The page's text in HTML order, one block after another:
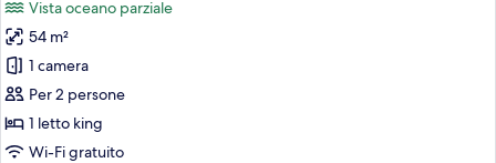
le
foto
per
Preferred
Club
Junior
Vista oceano parziale
54 m²
1 camera
Per 2 persone
1 letto king
Wi-Fi gratuito